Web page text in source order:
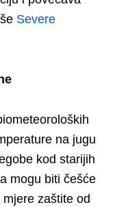
Severe
na jugu
kod starijih
mogu biti češće
zaštite od